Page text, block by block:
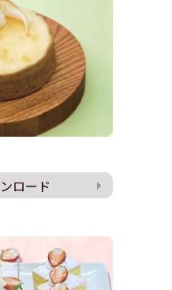
ロード